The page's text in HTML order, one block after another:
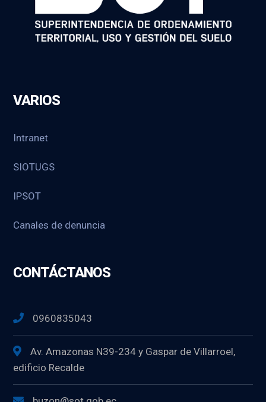
VARIOS
Intranet
SIOTUGS
IPSOT
Canales de denuncia
CONTÁCTANOS
0960835043
Av. Amazonas N39-234 y Gaspar de Villarroel,
edificio Recalde